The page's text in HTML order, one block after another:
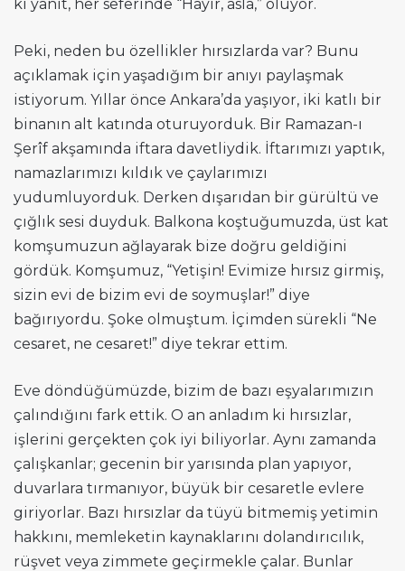
ki yanıt, her seferinde “Hayır, asla,” oluyor.
Peki, neden bu özellikler hırsızlarda var? Bunu
açıklamak için yaşadığım bir anıyı paylaşmak
istiyorum. Yıllar önce Ankara’da yaşıyor, iki katlı bir
binanın alt katında oturuyorduk. Bir Ramazan-ı
Şerîf akşamında iftara davetliydik. İftarımızı yaptık,
namazlarımızı kıldık ve çaylarımızı
yudumluyorduk. Derken dışarıdan bir gürültü ve
çığlık sesi duyduk. Balkona koştuğumuzda, üst kat
komşumuzun ağlayarak bize doğru geldiğini
gördük. Komşumuz, “Yetişin! Evimize hırsız girmiş,
sizin evi de bizim evi de soymuşlar!” diye
bağırıyordu. Şoke olmuştum. İçimden sürekli “Ne
cesaret, ne cesaret!” diye tekrar ettim.
Eve döndüğümüzde, bizim de bazı eşyalarımızın
çalındığını fark ettik. O an anladım ki hırsızlar,
işlerini gerçekten çok iyi biliyorlar. Aynı zamanda
çalışkanlar; gecenin bir yarısında plan yapıyor,
duvarlara tırmanıyor, büyük bir cesaretle evlere
giriyorlar. Bazı hırsızlar da tüyü bitmemiş yetimin
hakkını, memleketin kaynaklarını dolandırıcılık,
rüşvet veya zimmete geçirmekle çalar. Bunlar